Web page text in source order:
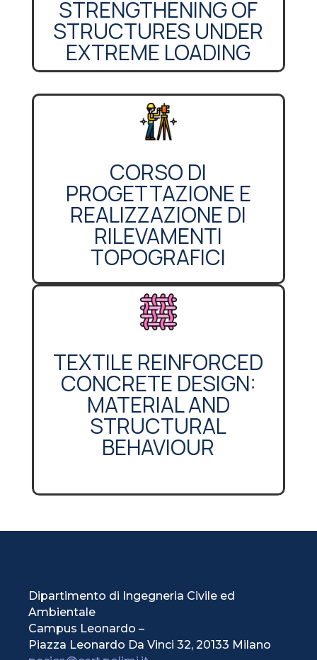
STRENGTHENING OF
STRUCTURES UNDER
EXTREME LOADING
CORSO DI
PROGETTAZIONE E
REALIZZAZIONE DI
RILEVAMENTI
TOPOGRAFICI
TEXTILE REINFORCED
CONCRETE DESIGN:
MATERIAL AND
STRUCTURAL
BEHAVIOUR
Dipartimento di Ingegneria Civile ed
Ambientale
Campus Leonardo –
Piazza Leonardo Da Vinci 32, 20133 Milano